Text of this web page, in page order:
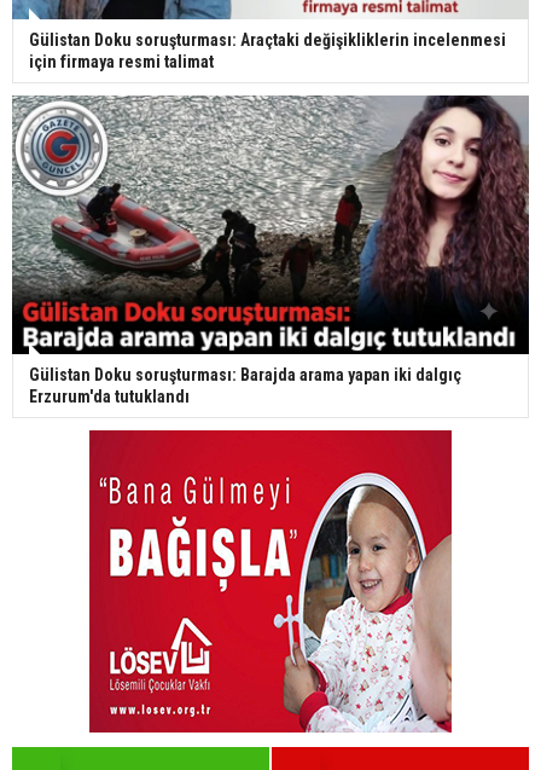
Gülistan Doku soruşturması: Araçtaki değişikliklerin incelenmesi
için firmaya resmi talimat
Gülistan Doku soruşturması: Barajda arama yapan iki dalgıç
Erzurum'da tutuklandı